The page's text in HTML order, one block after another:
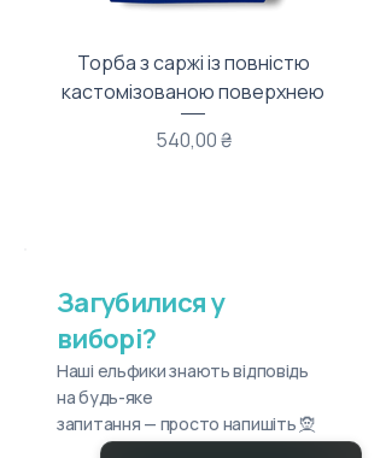
Торба з саржі із повністю
кастомізованою поверхнею
Ціна
540,00 ₴
Загубилися у
виборі?
Наші ельфики знають відповідь
на будь-яке
запитання — просто напишіть 🧝